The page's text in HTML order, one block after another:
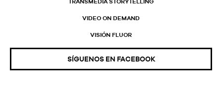
TRANSMEDIA STORYTELLING
VIDEO ON DEMAND
VISIÓN FLUOR
SÍGUENOS EN FACEBOOK